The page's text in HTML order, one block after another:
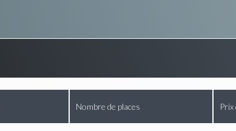
Nombre de places